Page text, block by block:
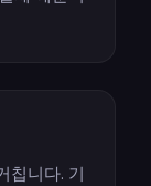
칩니다. 기